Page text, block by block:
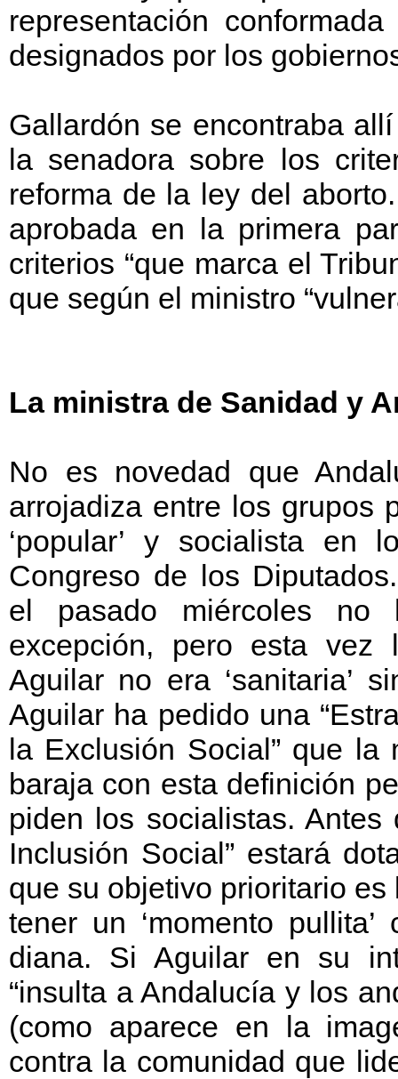
representación
designados por los
Gallardón se encontraba
la senadora sobre los
reforma de la ley del
aprobada en la primera
criterios “que marca el
que según el ministro
La ministra de Sanidad y
No es novedad que
arrojadiza entre los grupos
‘popular’ y socialista en
Congreso de los
el pasado miércoles no
excepción, pero esta
Aguilar no era ‘sanitaria’
Aguilar ha pedido una
la Exclusión Social” que la
baraja con esta definición
piden los socialistas.
Inclusión Social” estará
que su objetivo prioritario
tener un ‘momento
diana. Si Aguilar en su
“insulta a Andalucía y los
(como aparece en la
contra la comunidad que